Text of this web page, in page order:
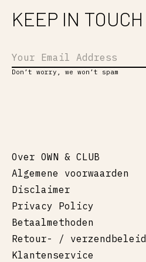
KEEP IN TOUCH
Don’t worry, we won’t spam
Over OWN & CLUB
Algemene voorwaarden
Disclaimer
Privacy Policy
Betaalmethoden
Retour- / verzendbeleid
Klantenservice